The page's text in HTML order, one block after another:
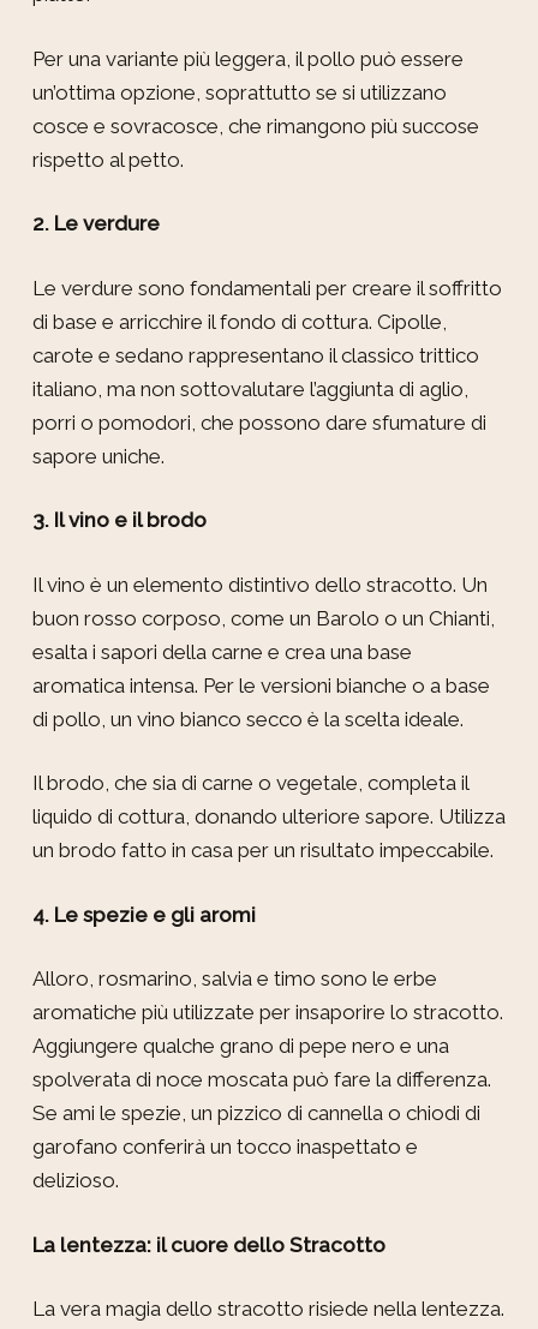
Per una variante più leggera, il pollo può essere
un’ottima opzione, soprattutto se si utilizzano
cosce e sovracosce, che rimangono più succose
rispetto al petto.
2. Le verdure
Le verdure sono fondamentali per creare il soffritto
di base e arricchire il fondo di cottura. Cipolle,
carote e sedano rappresentano il classico trittico
italiano, ma non sottovalutare l’aggiunta di aglio,
porri o pomodori, che possono dare sfumature di
sapore uniche.
3. Il vino e il brodo
Il vino è un elemento distintivo dello stracotto. Un
buon rosso corposo, come un Barolo o un Chianti,
esalta i sapori della carne e crea una base
aromatica intensa. Per le versioni bianche o a base
di pollo, un vino bianco secco è la scelta ideale.
Il brodo, che sia di carne o vegetale, completa il
liquido di cottura, donando ulteriore sapore. Utilizza
un brodo fatto in casa per un risultato impeccabile.
4. Le spezie e gli aromi
Alloro, rosmarino, salvia e timo sono le erbe
aromatiche più utilizzate per insaporire lo stracotto.
Aggiungere qualche grano di pepe nero e una
spolverata di noce moscata può fare la differenza.
Se ami le spezie, un pizzico di cannella o chiodi di
garofano conferirà un tocco inaspettato e
delizioso.
La lentezza: il cuore dello Stracotto
La vera magia dello stracotto risiede nella lentezza.